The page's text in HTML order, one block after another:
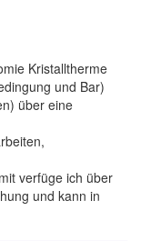
Kristalltherme
und Bar)
über eine
verfüge ich über
und kann in